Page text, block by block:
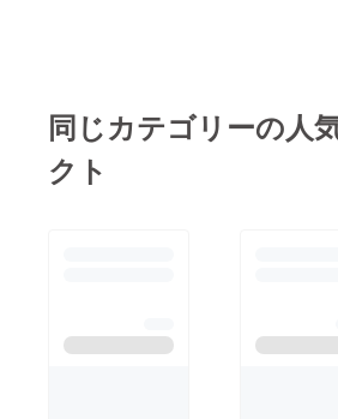
ないけどどうした
の？」と近所の方も心
た。薬も、なかなか飲
も、いきなりくすんだ
しっかりとアポちゃん
を追いかけるように歩
当に、本当にありがと
同じカテゴリーの人
クト